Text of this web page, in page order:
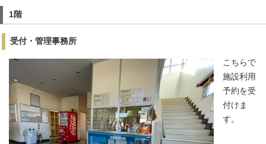
1階
受付・管理事務所
こちらで
施設利用
予約を受
付けま
す。